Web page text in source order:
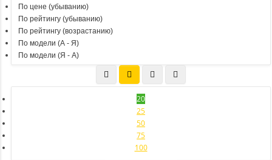
По цене (убыванию)
По рейтингу (убыванию)
По рейтингу (возрастанию)
По модели (A - Я)
По модели (Я - A)
20
25
50
75
100